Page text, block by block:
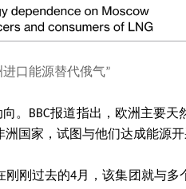
口能源替代俄气”
。BBC报道指出，欧洲主要天
国家，试图与他们达成能源开
刚过去的4月，该集团就与多